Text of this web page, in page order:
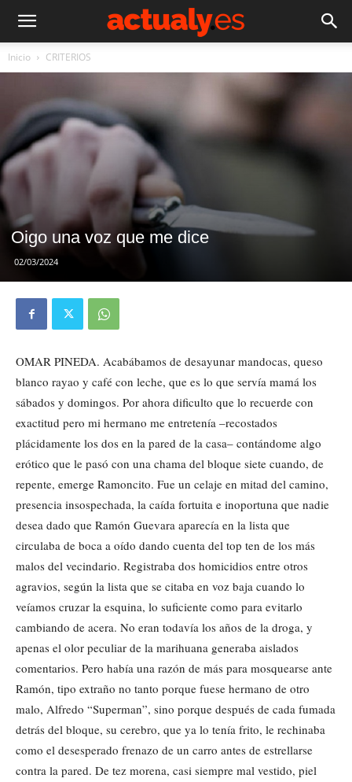
Inicio CRITERIOS
Oigo una voz que me dice
02/03/2024
OMAR PINEDA. Acabábamos de desayunar mandocas, queso
blanco rayao y café con leche, que es lo que servía mamá los
sábados y domingos. Por ahora dificulto que lo recuerde con
exactitud pero mi hermano me entretenía –recostados
plácidamente los dos en la pared de la casa– contándome algo
erótico que le pasó con una chama del bloque siete cuando, de
repente, emerge Ramoncito. Fue un celaje en mitad del camino,
presencia insospechada, la caída fortuita e inoportuna que nadie
desea dado que Ramón Guevara aparecía en la lista que
circulaba de boca a oído dando cuenta del top ten de los más
malos del vecindario. Registraba dos homicidios entre otros
agravios, según la lista que se citaba en voz baja cuando lo
veíamos cruzar la esquina, lo suficiente como para evitarlo
cambiando de acera. No eran todavía los años de la droga, y
apenas el olor peculiar de la marihuana generaba aislados
comentarios. Pero había una razón de más para mosquearse ante
Ramón, tipo extraño no tanto porque fuese hermano de otro
malo, Alfredo “Superman”, sino porque después de cada fumada
detrás del bloque, su cerebro, que ya lo tenía frito, le rechinaba
como el desesperado frenazo de un carro antes de estrellarse
contra la pared. De tez morena, casi siempre mal vestido, piel